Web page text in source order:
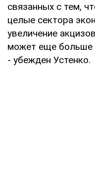
связанных с тем,
целые сектора
увеличение
может еще больше
- убежден Устенко.